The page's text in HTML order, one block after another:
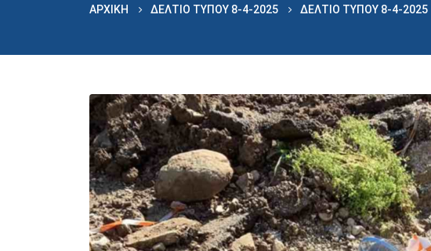
ΑΡΧΙΚΉ ΔΕΛΤΙΟ ΤΥΠΟΥ 8-4-2025 ΔΕΛΤΙΟ ΤΥΠΟΥ 8-4-2025